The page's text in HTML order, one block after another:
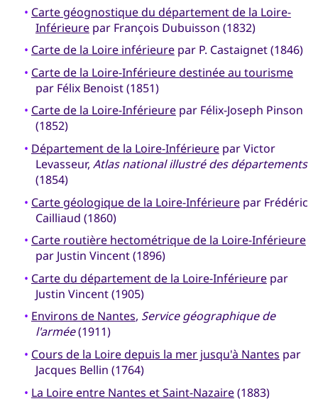
• Carte géognostique du département de la Loire-
Inférieurepar François Dubuisson (1832)
• Carte de la Loire inférieurepar P. Castaignet (1846)
• Carte de la Loire-Inférieure destinée au tourisme
par Félix Benoist (1851)
• Carte de la Loire-Inférieurepar Félix-Joseph Pinson
(1852)
• Département de la Loire-Inférieurepar Victor
Levasseur, Atlas national illustré des départements
(1854)
• Carte géologique de la Loire-Inférieurepar Frédéric
Cailliaud (1860)
• Carte routière hectométrique de la Loire-Inférieure
par Justin Vincent (1896)
• Carte du département de la Loire-Inférieurepar
Justin Vincent (1905)
• Environs de Nantes, Service géographique de
l'armée(1911)
• Cours de la Loire depuis la mer jusqu'à Nantes par
Jacques Bellin (1764)
• La Loire entre Nantes et Saint-Nazaire(1883)